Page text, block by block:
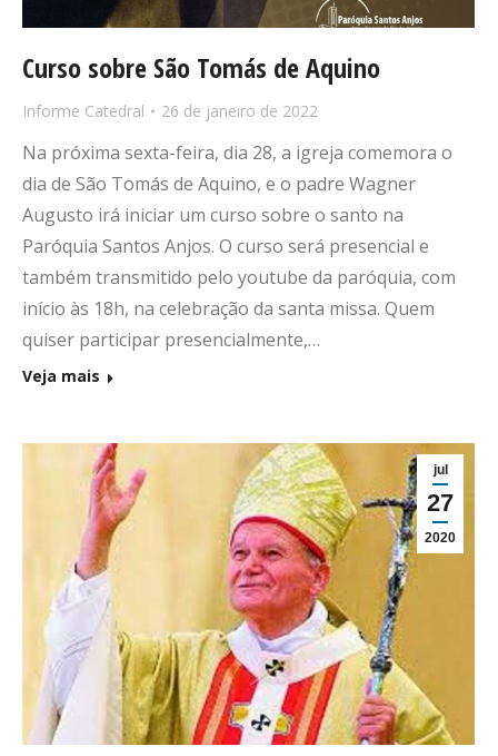
Curso sobre São Tomás de Aquino
Informe Catedral 26 de janeiro de 2022
Na próxima sexta-feira, dia 28, a igreja comemora o
dia de São Tomás de Aquino, e o padre Wagner
Augusto irá iniciar um curso sobre o santo na
Paróquia Santos Anjos. O curso será presencial e
também transmitido pelo youtube da paróquia, com
início às 18h, na celebração da santa missa. Quem
quiser participar presencialmente,…
Veja mais
jul
27
2020